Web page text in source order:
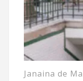
Janaina de